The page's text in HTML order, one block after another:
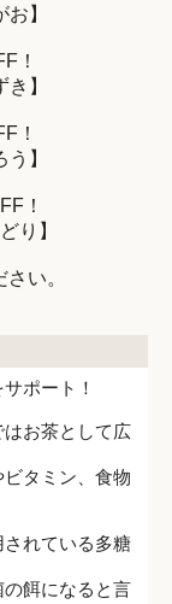
】
！
】
！
】
！
り】
い。
ポート！
お茶として広
タミン、食物
れている多糖
餌になると言